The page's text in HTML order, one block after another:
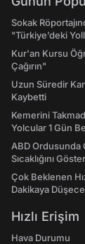
Sokak
"Türkiye’deki
Kur'an Kursu
Çağırın"
Uzun Süredir
Kaybetti
Kemerini
Yolcular 1 Gün
ABD Ordusunda
Sıcaklığını
Çok Beklenen
Dakikaya
Hızlı Erişim
Hava Durumu